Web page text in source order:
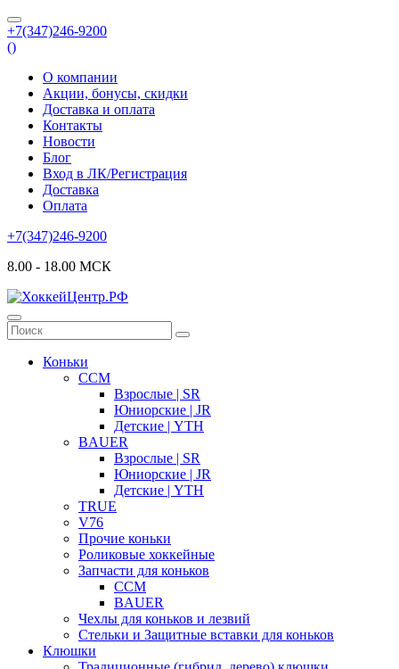
+7(347)246-9200
()
О компании
Акции, бонусы, скидки
Доставка и оплата
Контакты
Новости
Блог
Вход в ЛК/Регистрация
Доставка
Оплата
+7(347)246-9200
8.00 - 18.00 МСК
Коньки
CCM
Взрослые | SR
Юниорские | JR
Детские | YTH
BAUER
Взрослые | SR
Юниорские | JR
Детские | YTH
TRUE
V76
Прочие коньки
Роликовые хоккейные
Запчасти для коньков
CCM
BAUER
Чехлы для коньков и лезвий
Стельки и Защитные вставки для коньков
Клюшки